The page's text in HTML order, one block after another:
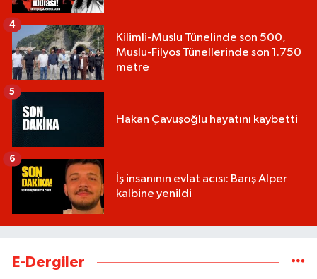
Kilimli-Muslu Tünelinde son 500,
Muslu-Filyos Tünellerinde son 1.750
metre
4
Hakan Çavuşoğlu hayatını kaybetti
5
İş insanının evlat acısı: Barış Alper
kalbine yenildi
6
E-Dergiler